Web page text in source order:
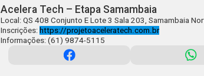
Acelera Tech – Etapa Samambaia
Local: QS 408 Conjunto E Lote 3 Sala 203, Samambaia
Inscrições: https://projetoaceleratech.com.br
Informações: (61) 9874-5115